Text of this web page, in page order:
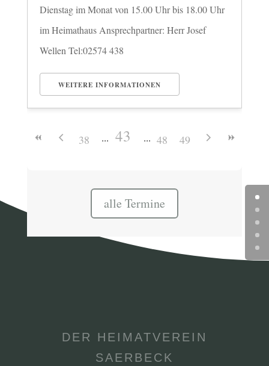
Dienstag im Monat von 15.00 Uhr bis 18.00 Uhr
im Heimathaus Ansprechpartner: Herr Josef
Wellen Tel:02574 438
WEITERE INFORMATIONEN
38 43 48 49
alle Termine
DER HEIMATVEREIN
SAERBECK